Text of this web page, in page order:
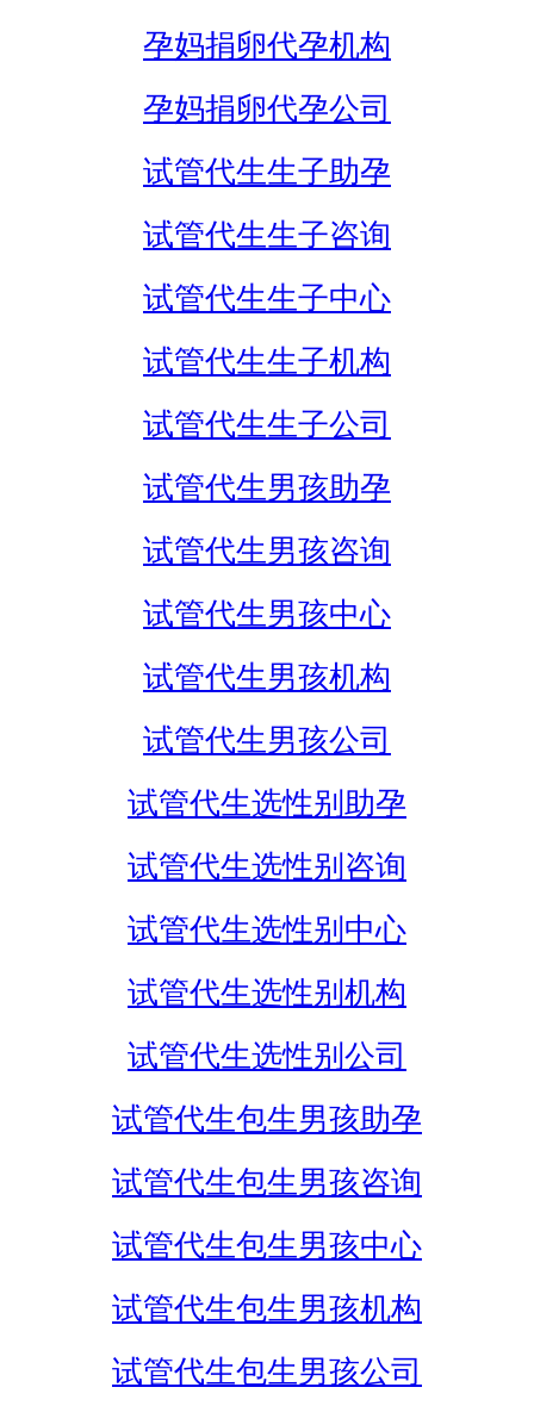
孕妈捐卵代孕机构
孕妈捐卵代孕公司
试管代生生子助孕
试管代生生子咨询
试管代生生子中心
试管代生生子机构
试管代生生子公司
试管代生男孩助孕
试管代生男孩咨询
试管代生男孩中心
试管代生男孩机构
试管代生男孩公司
试管代生选性别助孕
试管代生选性别咨询
试管代生选性别中心
试管代生选性别机构
试管代生选性别公司
试管代生包生男孩助孕
试管代生包生男孩咨询
试管代生包生男孩中心
试管代生包生男孩机构
试管代生包生男孩公司